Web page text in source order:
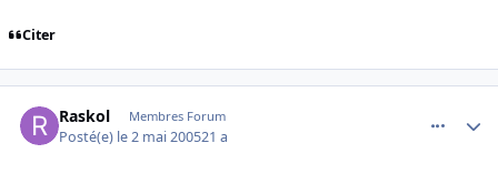
Citer
Raskol Membres Forum
Posté(e) le 2 mai 200521 a